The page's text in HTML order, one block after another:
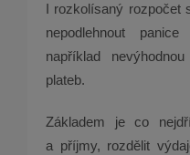
I rozkolísaný rozpočet
nepodlehnout
například
plateb.
Základem je co
a příjmy, rozdělit